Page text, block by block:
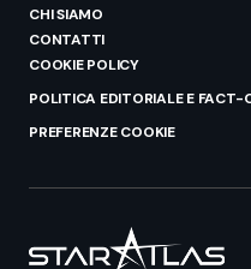
CHI SIAMO
CONTATTI
COOKIE POLICY
POLITICA EDITORIALE E FACT-
PREFERENZE COOKIE